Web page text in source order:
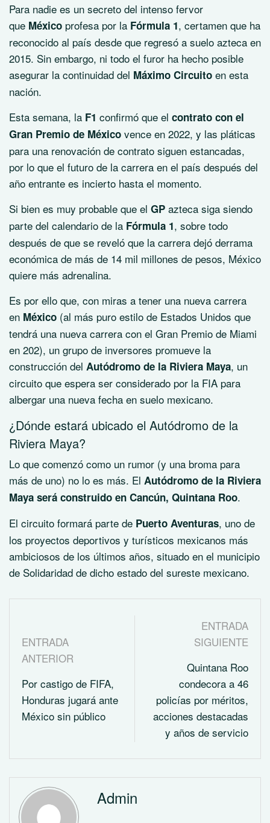
Para nadie es un secreto del intenso fervor
que México profesa por la Fórmula 1, certamen que ha
reconocido al país desde que regresó a suelo azteca en
2015. Sin embargo, ni todo el furor ha hecho posible
asegurar la continuidad del Máximo Circuito en esta
nación.
Esta semana, la F1 confirmó que el contrato con el
Gran Premio de México vence en 2022, y las pláticas
para una renovación de contrato siguen estancadas,
por lo que el futuro de la carrera en el país después del
año entrante es incierto hasta el momento.
Si bien es muy probable que el GP azteca siga siendo
parte del calendario de la Fórmula 1, sobre todo
después de que se reveló que la carrera dejó derrama
económica de más de 14 mil millones de pesos, México
quiere más adrenalina.
Es por ello que, con miras a tener una nueva carrera
en México (al más puro estilo de Estados Unidos que
tendrá una nueva carrera con el Gran Premio de Miami
en 202), un grupo de inversores promueve la
construcción del Autódromo de la Riviera Maya, un
circuito que espera ser considerado por la FIA para
albergar una nueva fecha en suelo mexicano.
¿Dónde estará ubicado el Autódromo de la
Riviera Maya?
Lo que comenzó como un rumor (y una broma para
más de uno) no lo es más. El Autódromo de la Riviera
Maya será construido en Cancún, Quintana Roo.
El circuito formará parte de Puerto Aventuras, uno de
los proyectos deportivos y turísticos mexicanos más
ambiciosos de los últimos años, situado en el municipio
de Solidaridad de dicho estado del sureste mexicano.
ENTRADA
ANTERIOR
Por castigo de FIFA,
Honduras jugará ante
México sin público
ENTRADA
SIGUIENTE
Quintana Roo
condecora a 46
policías por méritos,
acciones destacadas
y años de servicio
Admin